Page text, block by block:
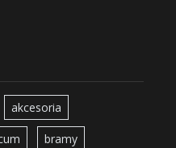
akcesoria
bramy